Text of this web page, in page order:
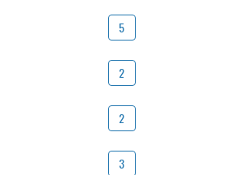
5
2
2
3